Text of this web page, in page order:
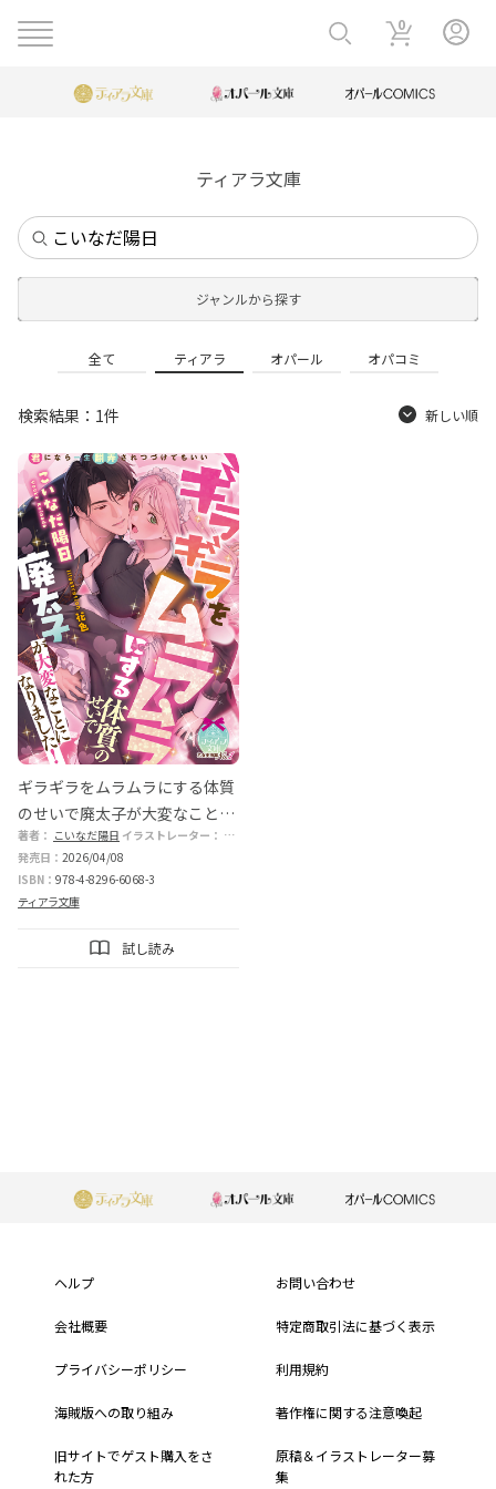
0
ティアラ文庫
ジャンルから探す
全て ティアラ オパール オパコミ
検索結果：1件 新しい順
ギラギラをムラムラにする体質
のせいで廃太子が大変なことに
なりました！
著者： こいなだ陽日 イラストレーター： 花色
発売日： 2026/04/08
ISBN： 978-4-8296-6068-3
ティアラ文庫
試し読み
ヘルプ お問い合わせ
会社概要 特定商取引法に基づく表示
プライバシーポリシー 利用規約
海賊版への取り組み 著作権に関する注意喚起
旧サイトでゲスト購入をさ
れた方
原稿＆イラストレーター募
集